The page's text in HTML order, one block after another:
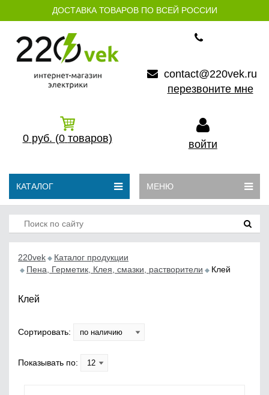
ДОСТАВКА ТОВАРОВ ПО ВСЕЙ РОССИИ
contact@220vek.ru
перезвоните мне
0 руб. (0 товаров) войти
КАТАЛОГ МЕНЮ
220vek
Каталог продукции
Пена, Герметик, Клея, смазки, растворители
Клей
Клей
Сортировать:
Показывать по: